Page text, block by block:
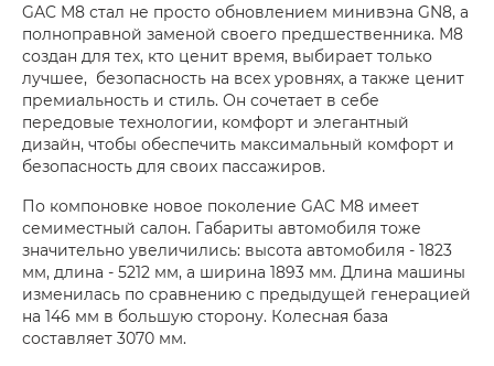
GAC M8 стал не просто обновлением минивэна GN8, а
полноправной заменой своего предшественника. М8
создан для тех, кто ценит время, выбирает только
лучшее, безопасность на всех уровнях, а также ценит
премиальность и стиль. Он сочетает в себе
передовые технологии, комфорт и элегантный
дизайн, чтобы обеспечить максимальный комфорт и
безопасность для своих пассажиров.
По компоновке новое поколение GAC M8 имеет
семиместный салон. Габариты автомобиля тоже
значительно увеличились: высота автомобиля - 1823
мм, длина - 5212 мм, а ширина 1893 мм. Длина машины
изменилась по сравнению с предыдущей генерацией
на 146 мм в большую сторону. Колесная база
составляет 3070 мм.